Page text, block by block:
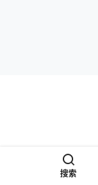
搜索